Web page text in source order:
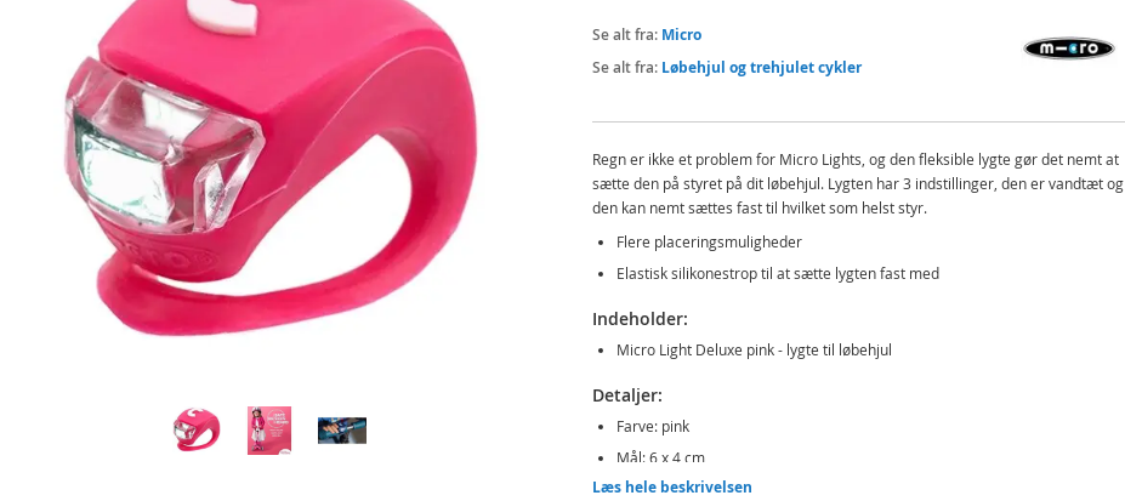
Se alt fra: Micro
Se alt fra: Løbehjul og trehjulet cykler
Regn er ikke et problem for Micro Lights, og den fleksible lygte gør det nemt at
sætte den på styret på dit løbehjul. Lygten har 3 indstillinger, den er vandtæt og
den kan nemt sættes fast til hvilket som helst styr.
Flere placeringsmuligheder
Elastisk silikonestrop til at sætte lygten fast med
Indeholder:
Micro Light Deluxe pink - lygte til løbehjul
Detaljer:
Farve: pink
Mål: 6 x 4 cm
Læs hele beskrivelsen